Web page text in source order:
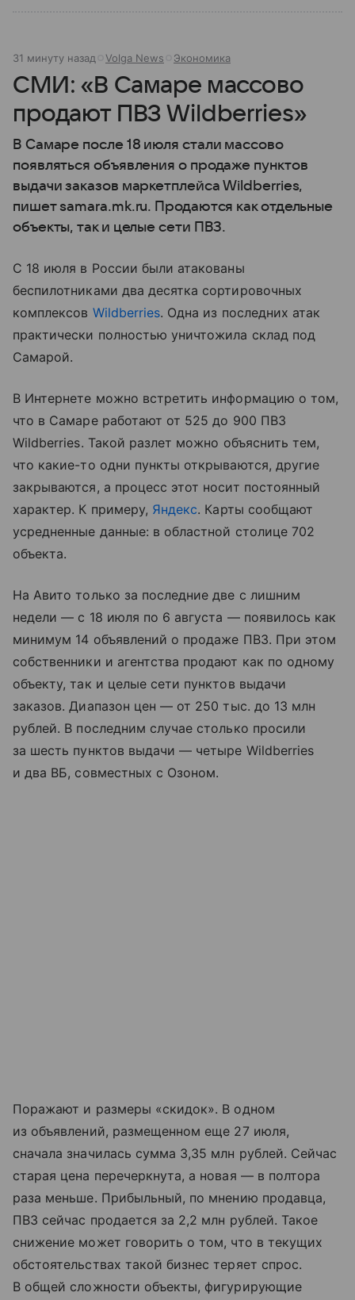
31 минуту назад Volga News Экономика
СМИ: «В Самаре массово
продают ПВЗ Wildberries»
В Самаре после 18 июля стали массово
появляться объявления о продаже пунктов
выдачи заказов маркетплейса Wildberries,
пишет samara.mk.ru. Продаются как отдельные
объекты, так и целые сети ПВЗ.
С 18 июля в России были атакованы
беспилотниками два десятка сортировочных
комплексов Wildberries. Одна из последних атак
практически полностью уничтожила склад под
Самарой.
В Интернете можно встретить информацию о том,
что в Самаре работают от 525 до 900 ПВЗ
Wildberries. Такой разлет можно объяснить тем,
что какие-то одни пункты открываются, другие
закрываются, а процесс этот носит постоянный
характер. К примеру, Яндекс. Карты сообщают
усредненные данные: в областной столице 702
объекта.
На Авито только за последние две с лишним
недели — с 18 июля по 6 августа — появилось как
минимум 14 объявлений о продаже ПВЗ. При этом
собственники и агентства продают как по одному
объекту, так и целые сети пунктов выдачи
заказов. Диапазон цен — от 250 тыс. до 13 млн
рублей. В последним случае столько просили
за шесть пунктов выдачи — четыре Wildberries
и два ВБ, совместных с Озоном.
Поражают и размеры «скидок». В одном
из объявлений, размещенном еще 27 июля,
сначала значилась сумма 3,35 млн рублей. Сейчас
старая цена перечеркнута, а новая — в полтора
раза меньше. Прибыльный, по мнению продавца,
ПВЗ сейчас продается за 2,2 млн рублей. Такое
снижение может говорить о том, что в текущих
обстоятельствах такой бизнес теряет спрос.
В общей сложности объекты, фигурирующие